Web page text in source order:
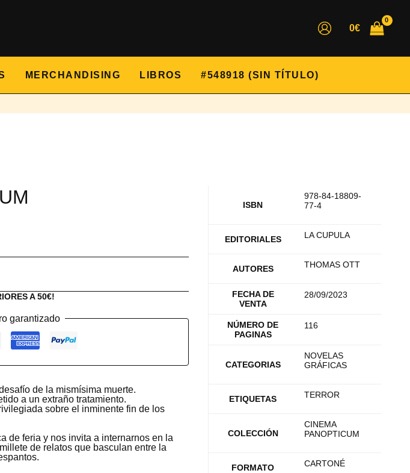
0€
MERCHANDISING LIBROS #548918 (SIN TÍTULO)
A 50€!
garantizado
de la mismísima muerte.
a un extraño tratamiento.
sobre el inminente fin de los
de feria y nos invita a internarnos en la
de relatos que basculan entre la
ISBN
978-84-18809-
77-4
EDITORIALES LA CUPULA
AUTORES THOMAS OTT
FECHA DE
VENTA
28/09/2023
NÚMERO DE
PAGINAS
116
CATEGORIAS
NOVELAS
GRÁFICAS
ETIQUETAS TERROR
COLECCIÓN
CINEMA
PANOPTICUM
FORMATO CARTONÉ